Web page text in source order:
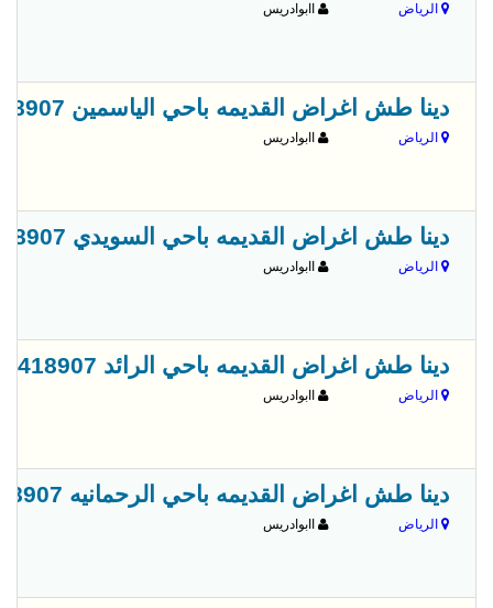
الرياض اابوادريس
دينا طش اغراض القديمه باحي الياسمين 0556418907
الرياض اابوادريس
دينا طش اغراض القديمه باحي السويدي 0556418907
الرياض اابوادريس
دينا طش اغراض القديمه باحي الرائد 0556418907
الرياض اابوادريس
دينا طش اغراض القديمه باحي الرحمانيه 0556418907
الرياض اابوادريس